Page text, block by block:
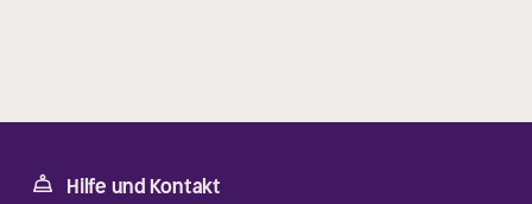
Hilfe und Kontakt